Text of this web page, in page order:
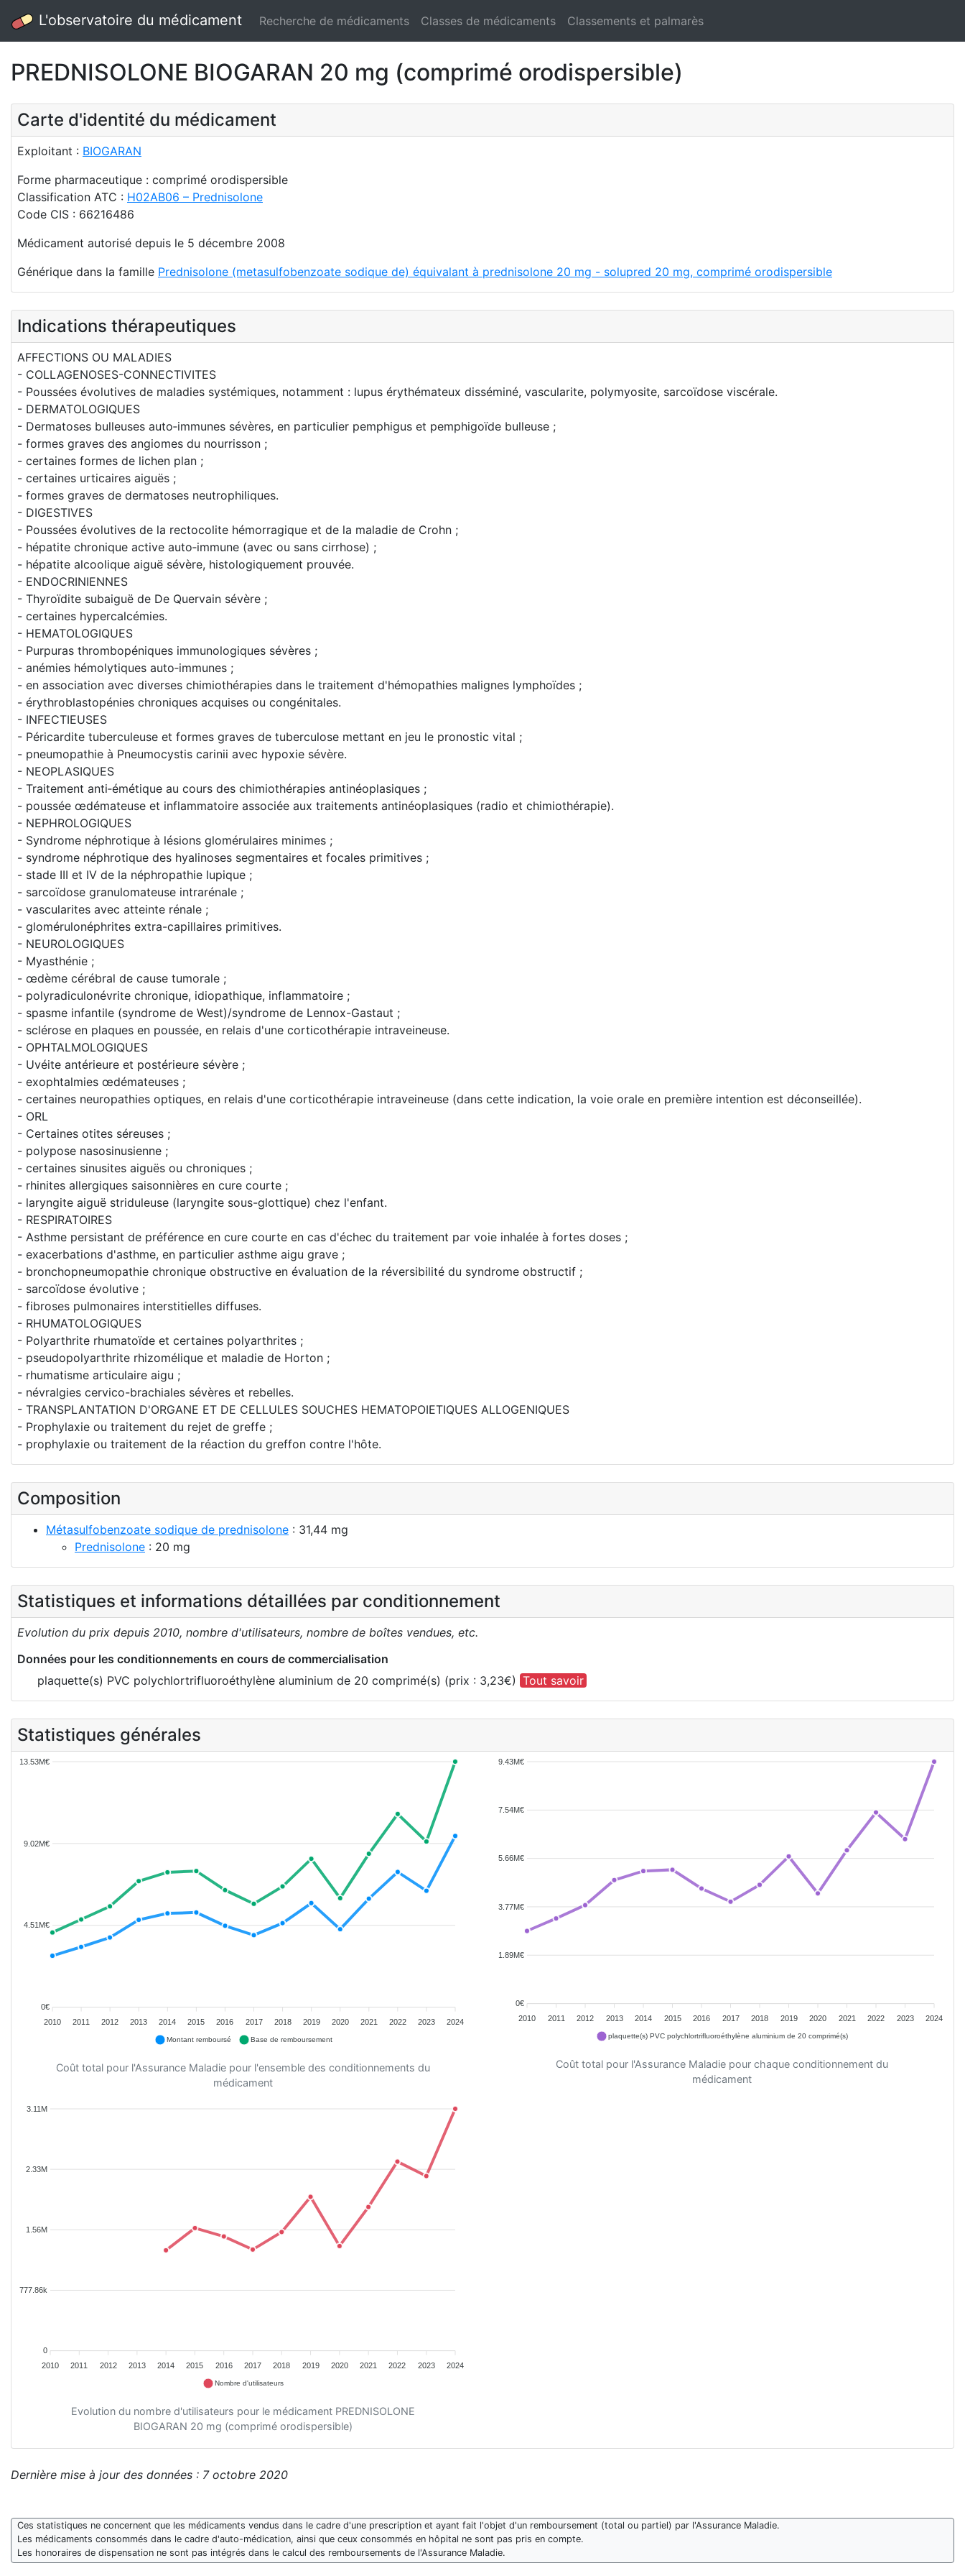
L'observatoire du médicament Recherche de médicaments Classes de médicaments Classements et palmarès
PREDNISOLONE BIOGARAN 20 mg (comprimé orodispersible)
Carte d'identité du médicament
Exploitant : BIOGARAN
Forme pharmaceutique : comprimé orodispersible
Classification ATC : H02AB06 – Prednisolone
Code CIS : 66216486
Médicament autorisé depuis le 5 décembre 2008
Générique dans la famille Prednisolone (metasulfobenzoate sodique de) équivalant à prednisolone 20 mg - solupred 20 mg, comprimé orodispersible
Indications thérapeutiques
AFFECTIONS OU MALADIES
- COLLAGENOSES-CONNECTIVITES
- Poussées évolutives de maladies systémiques, notamment : lupus érythémateux disséminé, vascularite, polymyosite, sarcoïdose viscérale.
- DERMATOLOGIQUES
- Dermatoses bulleuses auto‑immunes sévères, en particulier pemphigus et pemphigoïde bulleuse ;
- formes graves des angiomes du nourrisson ;
- certaines formes de lichen plan ;
- certaines urticaires aiguës ;
- formes graves de dermatoses neutrophiliques.
- DIGESTIVES
- Poussées évolutives de la rectocolite hémorragique et de la maladie de Crohn ;
- hépatite chronique active auto‑immune (avec ou sans cirrhose) ;
- hépatite alcoolique aiguë sévère, histologiquement prouvée.
- ENDOCRINIENNES
- Thyroïdite subaiguë de De Quervain sévère ;
- certaines hypercalcémies.
- HEMATOLOGIQUES
- Purpuras thrombopéniques immunologiques sévères ;
- anémies hémolytiques auto‑immunes ;
- en association avec diverses chimiothérapies dans le traitement d'hémopathies malignes lymphoïdes ;
- érythroblastopénies chroniques acquises ou congénitales.
- INFECTIEUSES
- Péricardite tuberculeuse et formes graves de tuberculose mettant en jeu le pronostic vital ;
- pneumopathie à Pneumocystis carinii avec hypoxie sévère.
- NEOPLASIQUES
- Traitement anti‑émétique au cours des chimiothérapies antinéoplasiques ;
- poussée œdémateuse et inflammatoire associée aux traitements antinéoplasiques (radio et chimiothérapie).
- NEPHROLOGIQUES
- Syndrome néphrotique à lésions glomérulaires minimes ;
- syndrome néphrotique des hyalinoses segmentaires et focales primitives ;
- stade III et IV de la néphropathie lupique ;
- sarcoïdose granulomateuse intrarénale ;
- vascularites avec atteinte rénale ;
- glomérulonéphrites extra-capillaires primitives.
- NEUROLOGIQUES
- Myasthénie ;
- œdème cérébral de cause tumorale ;
- polyradiculonévrite chronique, idiopathique, inflammatoire ;
- spasme infantile (syndrome de West)/syndrome de Lennox-Gastaut ;
- sclérose en plaques en poussée, en relais d'une corticothérapie intraveineuse.
- OPHTALMOLOGIQUES
- Uvéite antérieure et postérieure sévère ;
- exophtalmies œdémateuses ;
- certaines neuropathies optiques, en relais d'une corticothérapie intraveineuse (dans cette indication, la voie orale en première intention est déconseillée).
- ORL
- Certaines otites séreuses ;
- polypose nasosinusienne ;
- certaines sinusites aiguës ou chroniques ;
- rhinites allergiques saisonnières en cure courte ;
- laryngite aiguë striduleuse (laryngite sous-glottique) chez l'enfant.
- RESPIRATOIRES
- Asthme persistant de préférence en cure courte en cas d'échec du traitement par voie inhalée à fortes doses ;
- exacerbations d'asthme, en particulier asthme aigu grave ;
- bronchopneumopathie chronique obstructive en évaluation de la réversibilité du syndrome obstructif ;
- sarcoïdose évolutive ;
- fibroses pulmonaires interstitielles diffuses.
- RHUMATOLOGIQUES
- Polyarthrite rhumatoïde et certaines polyarthrites ;
- pseudopolyarthrite rhizomélique et maladie de Horton ;
- rhumatisme articulaire aigu ;
- névralgies cervico-brachiales sévères et rebelles.
- TRANSPLANTATION D'ORGANE ET DE CELLULES SOUCHES HEMATOPOIETIQUES ALLOGENIQUES
- Prophylaxie ou traitement du rejet de greffe ;
- prophylaxie ou traitement de la réaction du greffon contre l'hôte.
Composition
Métasulfobenzoate sodique de prednisolone : 31,44 mg
Prednisolone : 20 mg
Statistiques et informations détaillées par conditionnement
Evolution du prix depuis 2010, nombre d'utilisateurs, nombre de boîtes vendues, etc.
Données pour les conditionnements en cours de commercialisation
plaquette(s) PVC polychlortrifluoroéthylène aluminium de 20 comprimé(s) (prix : 3,23€) Tout savoir
Statistiques générales
13.53M€
9.02M€
4.51M€
0€
2010
2011 2012 2013 2014 2015 2016 2017 2018 2019 2020 2021 2022 2023 2024
Montant remboursé Base de remboursement
Coût total pour l'Assurance Maladie pour l'ensemble des conditionnements du
médicament
9.43M€
7.54M€
5.66M€
3.77M€
1.89M€
0€
2010
2011 2012 2013 2014 2015 2016 2017 2018 2019 2020 2021 2022 2023 2024
plaquette(s) PVC polychlortrifluoroéthylène aluminium de 20 comprimé(s)
Coût total pour l'Assurance Maladie pour chaque conditionnement du
médicament
3.11M
2.33M
1.56M
777.86k
0
2010
2011 2012 2013 2014 2015 2016 2017 2018 2019 2020 2021 2022 2023 2024
Nombre d'utilisateurs
Evolution du nombre d'utilisateurs pour le médicament PREDNISOLONE
BIOGARAN 20 mg (comprimé orodispersible)
Dernière mise à jour des données : 7 octobre 2020
Ces statistiques ne concernent que les médicaments vendus dans le cadre d'une prescription et ayant fait l'objet d'un remboursement (total ou partiel) par l'Assurance Maladie.
Les médicaments consommés dans le cadre d'auto-médication, ainsi que ceux consommés en hôpital ne sont pas pris en compte.
Les honoraires de dispensation ne sont pas intégrés dans le calcul des remboursements de l'Assurance Maladie.